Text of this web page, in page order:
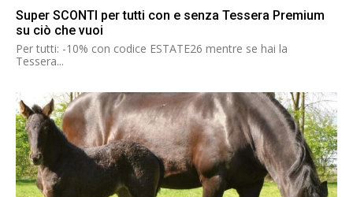
Super SCONTI per tutti con e senza Tessera Premium
su ciò che vuoi
Per tutti: -10% con codice ESTATE26 mentre se hai la
Tessera...